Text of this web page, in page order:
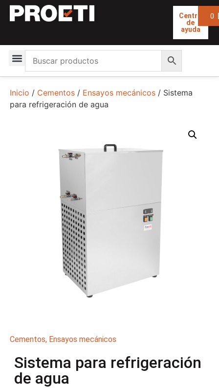
Centro
de
ayuda
0
Inicio / Cementos / Ensayos mecánicos / Sistema
para refrigeración de agua
Cementos, Ensayos mecánicos
Sistema para refrigeración
de agua